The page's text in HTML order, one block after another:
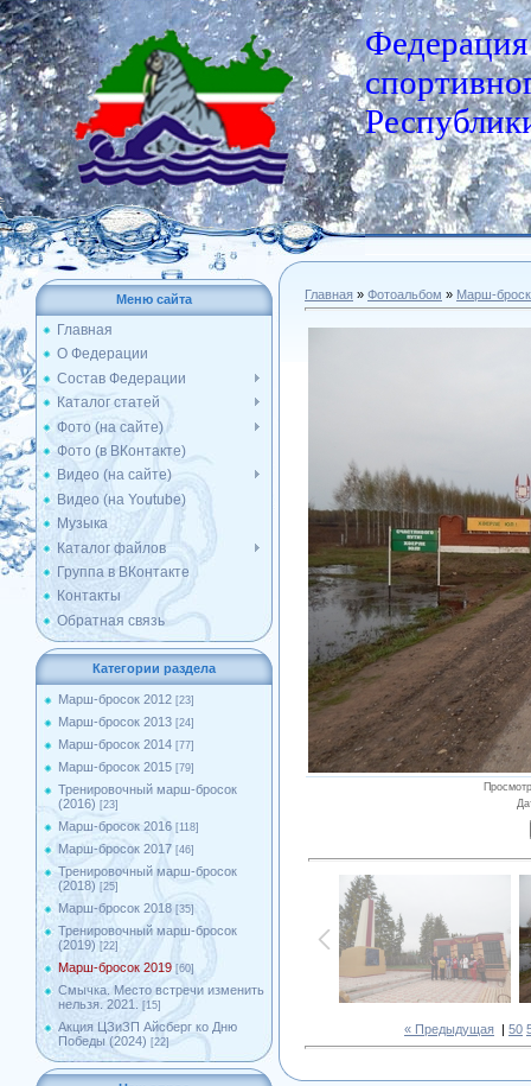
Федерация
Меню сайта
Главная
О Федерации
Состав Федерации
Каталог статей
Фото (на сайте)
Фото (в ВКонтакте)
Видео (на сайте)
Видео (на Youtube)
Музыка
Каталог файлов
Группа в ВКонтакте
Контакты
Обратная связь
Категории раздела
Марш-бросок 2012 [23]
Марш-бросок 2013 [24]
Марш-бросок 2014 [77]
Марш-бросок 2015 [79]
Тренировочный марш-бросок
(2016) [23]
Марш-бросок 2016 [118]
Марш-бросок 2017 [46]
Тренировочный марш-бросок
(2018) [25]
Марш-бросок 2018 [35]
Тренировочный марш-бросок
(2019) [22]
Марш-бросок 2019 [60]
Смычка. Место встречи изменить
нельзя. 2021.
[15]
Акция ЦЗиЗП Айсберг ко Дню
Победы (2024) [22]
Главная » Фотоальбом » Марш-
« Предыдущая | 50